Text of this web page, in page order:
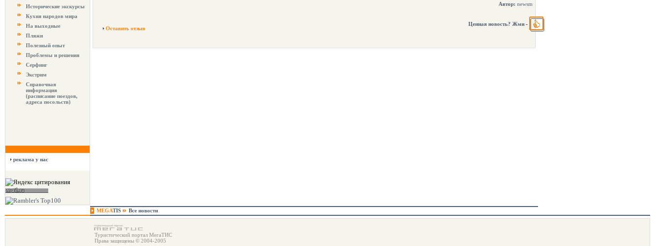
Исторические экскурсы
Кухня народов мира
На выходные
Пляжи
Полезный опыт
Проблемы и решения
Серфинг
Экстрим
Справочная
информация
(расписание поездов,
адреса посольств)
реклама у нас
Автор: newsm
Оставить отзыв
Ценная новость? Жми -
MEGATIS Все новости
Туристический портал МегаТИС
Права защищены © 2004-2005